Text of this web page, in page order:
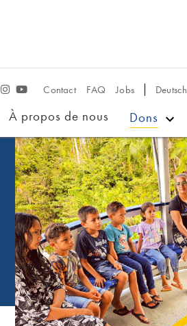
  Contact FAQ Jobs Deutsch
À propos de nous Dons